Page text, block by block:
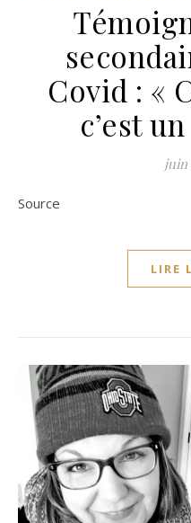
Covid : «
c’est
juin
Source
LIRE